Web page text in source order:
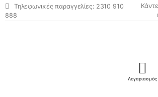
Τηλεφωνικές παραγγελίες: 2310 910
888
Λογαριασμός